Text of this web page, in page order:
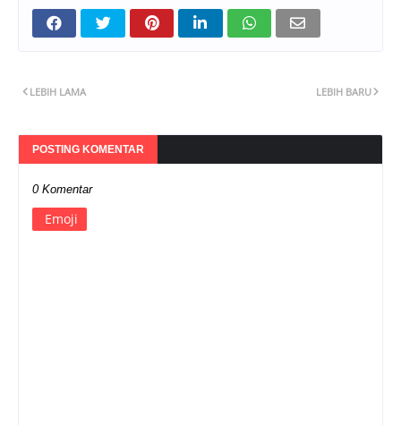
LEBIH BARU
LEBIH LAMA
POSTING KOMENTAR
0 Komentar
Emoji